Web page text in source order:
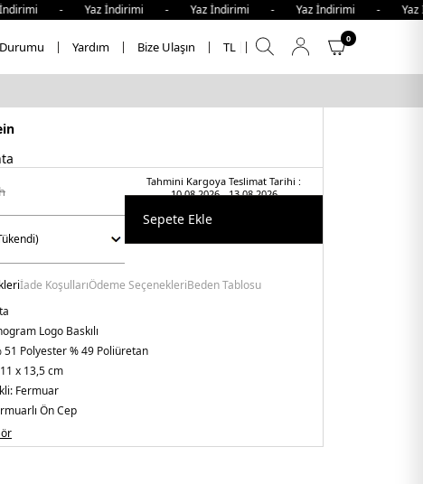
- Yaz İndirimi - Yaz İndirimi - Yaz İndirimi -
Yardım Bize Ulaşın TL
0
Tahmini Kargoya Teslimat Tarihi :
10.08.2026 - 13.08.2026
Sepete Ekle
İade KoşullarıÖdeme SeçenekleriBeden Tablosu
Logo Baskılı
51 Polyester % 49 Poliüretan
x 13,5 cm
Fermuar
Ön Cep
tutma saplı